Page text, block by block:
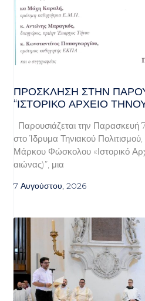
ΠΡΌΣΚΛΗΣΗ ΣΤΗΝ
“ΙΣΤΟΡΙΚΌ ΑΡΧΕΊΟ
Παρουσιάζεται την Παρασκευή
στο Ίδρυμα Τηνιακού Πολιτισμού,
Μάρκου Φώσκολου «Ιστορικό
αιώνας)”, μια
7 Αυγούστου, 2026